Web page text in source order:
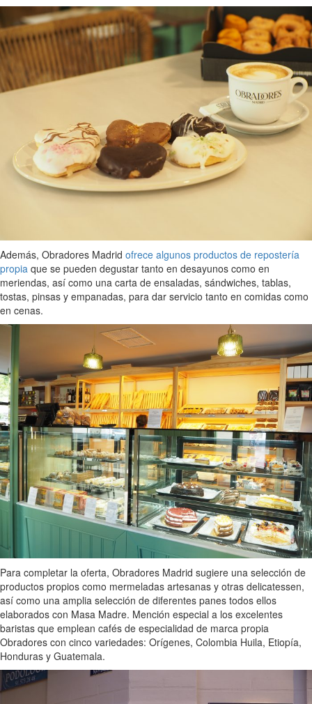
Además, Obradores Madrid ofrece algunos productos de repostería
propia que se pueden degustar tanto en desayunos como en
meriendas, así como una carta de ensaladas, sándwiches, tablas,
tostas, pinsas y empanadas, para dar servicio tanto en comidas como
en cenas.
Para completar la oferta, Obradores Madrid sugiere una selección de
productos propios como mermeladas artesanas y otras delicatessen,
así como una amplia selección de diferentes panes todos ellos
elaborados con Masa Madre. Mención especial a los excelentes
baristas que emplean cafés de especialidad de marca propia
Obradores con cinco variedades: Orígenes, Colombia Huila, Etiopía,
Honduras y Guatemala.